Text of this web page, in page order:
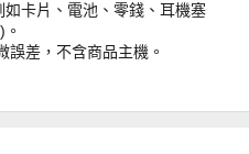
卡片、電池、零錢、耳機塞
誤差，不含商品主機。